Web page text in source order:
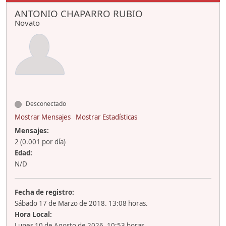
ANTONIO CHAPARRO RUBIO
Novato
Desconectado
Mostrar Mensajes
Mostrar Estadísticas
Mensajes:
2 (0.001 por día)
Edad:
N/D
Fecha de registro:
Sábado 17 de Marzo de 2018. 13:08 horas.
Hora Local: